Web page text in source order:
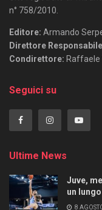
n° 758/2010.
Editore: Armando
Direttore
Condirettore: Raffaele
Seguici su
Ultime News
Juve,
un
8